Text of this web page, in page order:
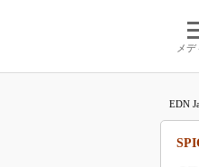
メデ
EDN